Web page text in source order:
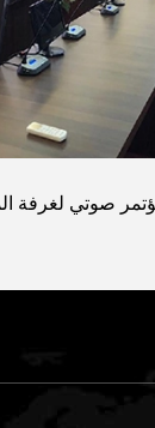
صوتي لغرفة